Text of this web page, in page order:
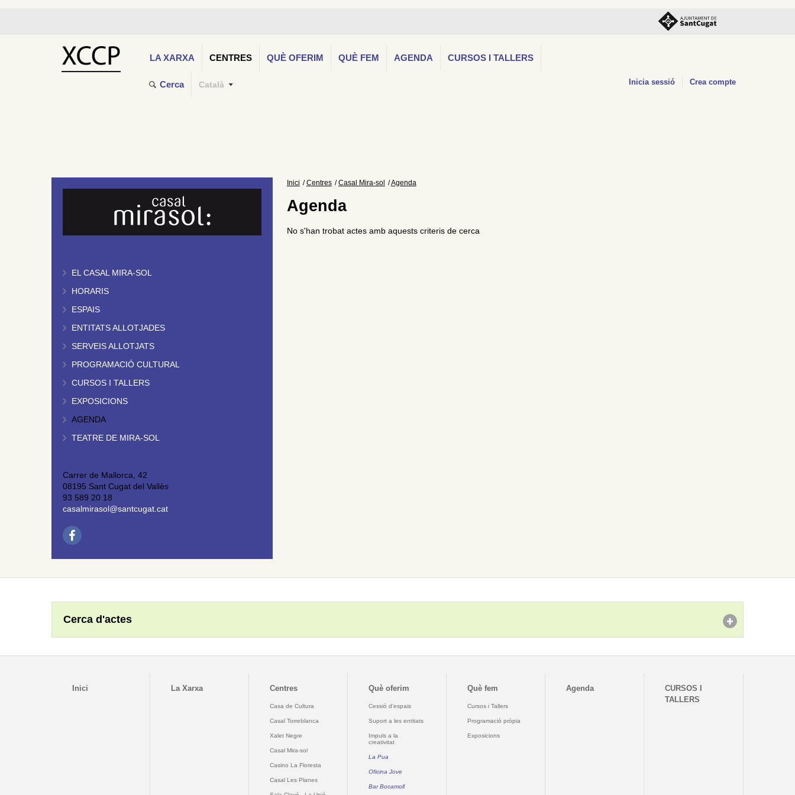
LA XARXA CENTRES QUÈ OFERIM QUÈ FEM AGENDA CURSOS I TALLERS
Cerca Català Inicia sessió Crea compte
EL CASAL MIRA-SOL
HORARIS
ESPAIS
ENTITATS ALLOTJADES
SERVEIS ALLOTJATS
PROGRAMACIÓ CULTURAL
CURSOS I TALLERS
EXPOSICIONS
AGENDA
TEATRE DE MIRA-SOL
Carrer de Mallorca, 42
08195 Sant Cugat del Vallès
93 589 20 18
casalmirasol@santcugat.cat
Inici Centres Casal Mira-sol Agenda
Agenda
No s'han trobat actes amb aquests criteris de cerca
Cerca d'actes
Inici La Xarxa Centres
Casa de Cultura
Casal Torreblanca
Xalet Negre
Casal Mira-sol
Casino La Floresta
Casal Les Planes
Què oferim
Cessió d'espais
Suport a les entitats
Impuls a la
creativitat
La Pua
Oficina Jove
Bar Bocamoll
Què fem
Cursos i Tallers
Programació pròpia
Exposicions
Agenda
CURSOS I
TALLERS